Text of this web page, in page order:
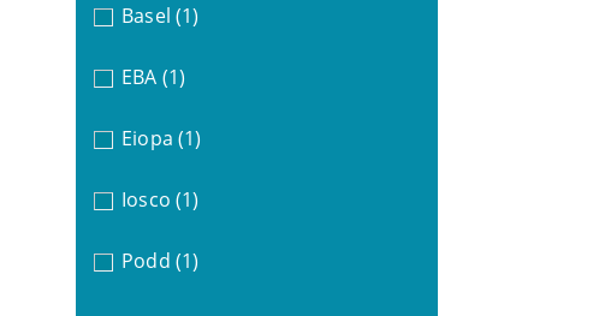
Basel (1)
EBA (1)
Eiopa (1)
Iosco (1)
Podd (1)